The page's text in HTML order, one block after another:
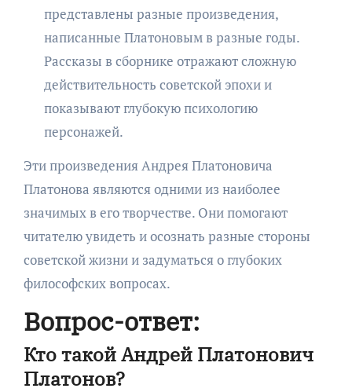
представлены разные произведения,
написанные Платоновым в разные годы.
Рассказы в сборнике отражают сложную
действительность советской эпохи и
показывают глубокую психологию
персонажей.
Эти произведения Андрея Платоновича
Платонова являются одними из наиболее
значимых в его творчестве. Они помогают
читателю увидеть и осознать разные стороны
советской жизни и задуматься о глубоких
философских вопросах.
Вопрос-ответ:
Кто такой Андрей Платонович
Платонов?